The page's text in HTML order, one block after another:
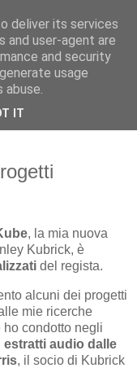
recensioni,
, la mia nuova
Kubrick, è
del regista.
alcuni dei progetti
mie ricerche
condotto negli
estratti audio dalle
, il socio di Kubrick
deliver its services
and user-agent are
and security
usage
IT